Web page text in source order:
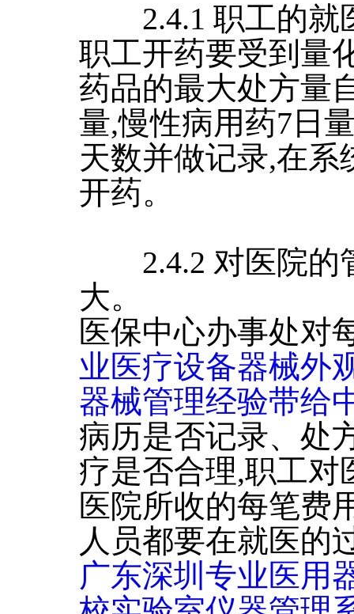
2.4.1 职工的就
职工开药要受到量
药品的最大处方量
量,慢性病用药7日
天数并做记录,在系
开药。
2.4.2 对医院的
大。
医保中心办事处对
业医疗设备器械外
器械管理经验带给
病历是否记录、处
疗是否合理,职工对
医院所收的每笔费
人员都要在就医的
广东深圳专业医用